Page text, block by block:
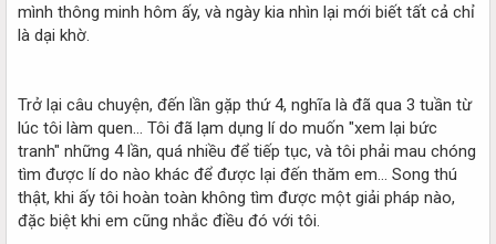
mình thông minh hôm ấy, và ngày kia nhìn lại mới biết tất cả chỉ
là dại khờ.
Trở lại câu chuyện, đến lần gặp thứ 4, nghĩa là đã qua 3 tuần từ
lúc tôi làm quen... Tôi đã lạm dụng lí do muốn "xem lại bức
tranh" những 4 lần, quá nhiều để tiếp tục, và tôi phải mau chóng
tìm được lí do nào khác để được lại đến thăm em... Song thú
thật, khi ấy tôi hoàn toàn không tìm được một giải pháp nào,
đặc biệt khi em cũng nhắc điều đó với tôi.